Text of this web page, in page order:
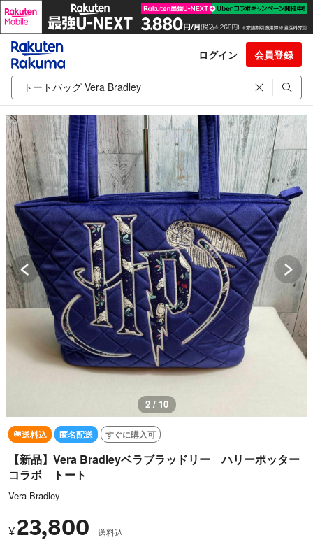
ログイン 会員登録
2 / 10
送料込 匿名配送 すぐに購入可
【新品】Vera Bradleyベラブラッドリー ハリーポッター
コラボ トート
Vera Bradley
¥ 23,800 送料込